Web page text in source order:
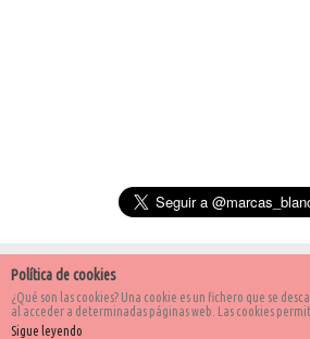
Política de cookies
¿Qué son las cookies? Una cookie es un fichero que se
al acceder a determinadas páginas web. Las cookies
Sigue leyendo